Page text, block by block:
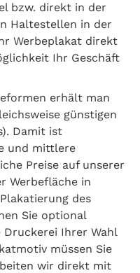
bzw. direkt in der
Haltestellen in der
Werbeplakat direkt
Ihr Geschäft
erhält man
günstigen
Damit ist
und mittlere
Preise auf unserer
Werbefläche in
des
Sie optional
Ihrer Wahl
müssen Sie
wir direkt mit